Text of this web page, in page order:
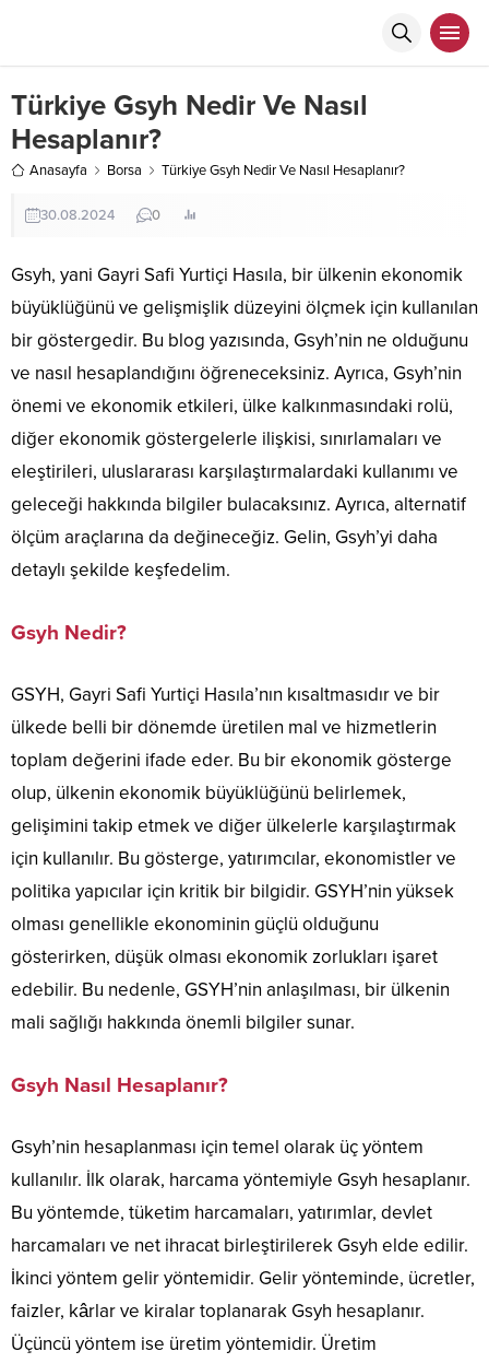
Türkiye Gsyh Nedir Ve Nasıl
Hesaplanır?
Anasayfa Borsa Türkiye Gsyh Nedir Ve Nasıl Hesaplanır?
30.08.2024 0
Gsyh, yani Gayri Safi Yurtiçi Hasıla, bir ülkenin ekonomik
büyüklüğünü ve gelişmişlik düzeyini ölçmek için kullanılan
bir göstergedir. Bu blog yazısında, Gsyh’nin ne olduğunu
ve nasıl hesaplandığını öğreneceksiniz. Ayrıca, Gsyh’nin
önemi ve ekonomik etkileri, ülke kalkınmasındaki rolü,
diğer ekonomik göstergelerle ilişkisi, sınırlamaları ve
eleştirileri, uluslararası karşılaştırmalardaki kullanımı ve
geleceği hakkında bilgiler bulacaksınız. Ayrıca, alternatif
ölçüm araçlarına da değineceğiz. Gelin, Gsyh’yi daha
detaylı şekilde keşfedelim.
Gsyh Nedir?
GSYH, Gayri Safi Yurtiçi Hasıla’nın kısaltmasıdır ve bir
ülkede belli bir dönemde üretilen mal ve hizmetlerin
toplam değerini ifade eder. Bu bir ekonomik gösterge
olup, ülkenin ekonomik büyüklüğünü belirlemek,
gelişimini takip etmek ve diğer ülkelerle karşılaştırmak
için kullanılır. Bu gösterge, yatırımcılar, ekonomistler ve
politika yapıcılar için kritik bir bilgidir. GSYH’nin yüksek
olması genellikle ekonominin güçlü olduğunu
gösterirken, düşük olması ekonomik zorlukları işaret
edebilir. Bu nedenle, GSYH’nin anlaşılması, bir ülkenin
mali sağlığı hakkında önemli bilgiler sunar.
Gsyh Nasıl Hesaplanır?
Gsyh’nin hesaplanması için temel olarak üç yöntem
kullanılır. İlk olarak, harcama yöntemiyle Gsyh hesaplanır.
Bu yöntemde, tüketim harcamaları, yatırımlar, devlet
harcamaları ve net ihracat birleştirilerek Gsyh elde edilir.
İkinci yöntem gelir yöntemidir. Gelir yönteminde, ücretler,
faizler, kârlar ve kiralar toplanarak Gsyh hesaplanır.
Üçüncü yöntem ise üretim yöntemidir. Üretim